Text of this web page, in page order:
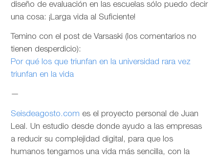
diseño de evaluación en las escuelas sólo puedo decir
una cosa: ¡Larga vida al Suficiente!
Temino con el post de Varsaski (los comentarios no
tienen desperdicio):
Por qué los que triunfan en la universidad rara vez
triunfan en la vida
—
Seisdeagosto.com es el proyecto personal de Juan
Leal. Un estudio desde donde ayudo a las empresas
a reducir su complejidad digital, para que los
humanos tengamos una vida más sencilla, con la